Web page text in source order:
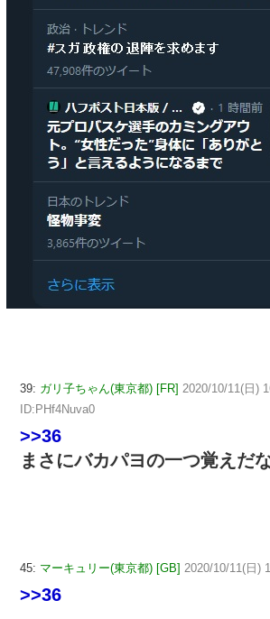
39: ガリ子ちゃん(東京都) [FR] 2020/10/11(日)
ID:PHf4Nuva0
>>36
まさにバカパヨの一つ覚えだ
45: マーキュリー(東京都) [GB] 2020/10/11(日)
>>36